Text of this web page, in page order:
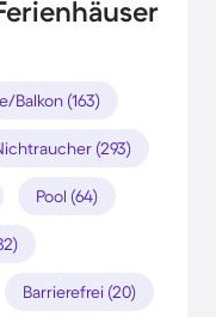
Balkon (163)
(293)
Pool (64)
Barrierefrei (20)